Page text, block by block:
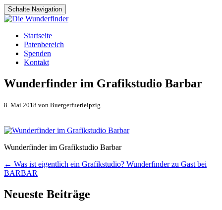
Schalte Navigation
Zum
Inhalt
springen
Startseite
Patenbereich
Spenden
Kontakt
Wunderfinder im Grafikstudio Barbar
8. Mai 2018 von Buergerfuerleipzig
Wunderfinder im Grafikstudio Barbar
Artikel-
Navigation
← Was ist eigentlich ein Grafikstudio? Wunderfinder zu Gast bei
BARBAR
Neueste Beiträge